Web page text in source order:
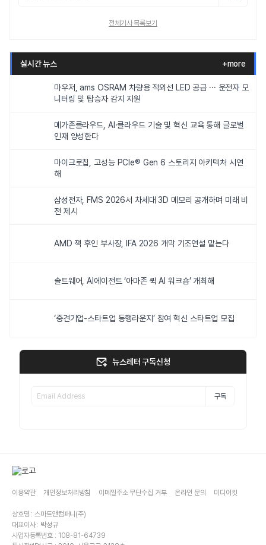
전체기사 목록보기
실시간 뉴스 +more
마우저, ams OSRAM 차량용 적외선 LED 공급 ··· 운전자 모
니터링 및 탑승자 감지 지원
메가존클라우드, AI·클라우드 기술 및 혁신 교육 통해 글로벌
인재 양성한다
마이크로칩, 고성능 PCIe® Gen 6 스토리지 아키텍처 시연
해
삼성전자, FMS 2026서 차세대 3D 메모리 공개하며 미래 비
전 제시
AMD 잭 후인 부사장, IFA 2026 개막 기조연설 맡는다
솔트웨어, AI에이전트 ‘아마존 퀵 AI 워크숍’ 개최해
‘중견기업-스타트업 동행라운지’ 참여 혁신 스타트업 모집
뉴스레터 구독신청
구독
이용약관 개인정보처리방침 이메일주소 무단수집 거부 온라인 문의 미디어킷
상호명 : 스마트앤컴퍼니(주)
대표이사 : 박성규
사업자등록번호 : 108-81-64739